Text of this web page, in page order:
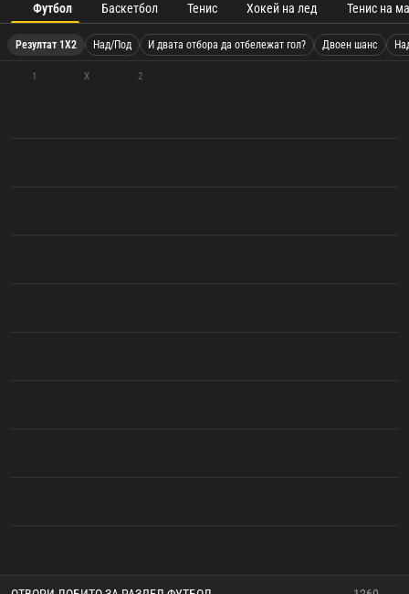
Футбол Баскетбол Тенис Хокей на лед Тенис на
Резултат 1X2 Над/Под И двата отбора да отбележат гол? Двоен шанс
1 X 2